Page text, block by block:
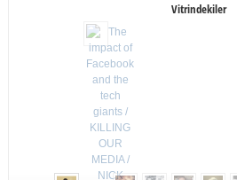
Vitrindekiler